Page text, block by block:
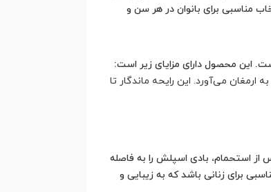
مناسبی برای بانوان در هر سن و
این محصول دارای مزایای زیر است:
ارمغان می‌آورد. این رایحه ماندگار تا
استحمام، بادی اسپلش را به فاصله
برای زنانی باشد که به زیبایی و